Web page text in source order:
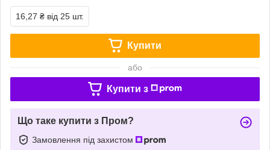
16,27 ₴ від 25 шт.
Купити
або
Купити з
Що таке купити з Пром?
Замовлення під захистом